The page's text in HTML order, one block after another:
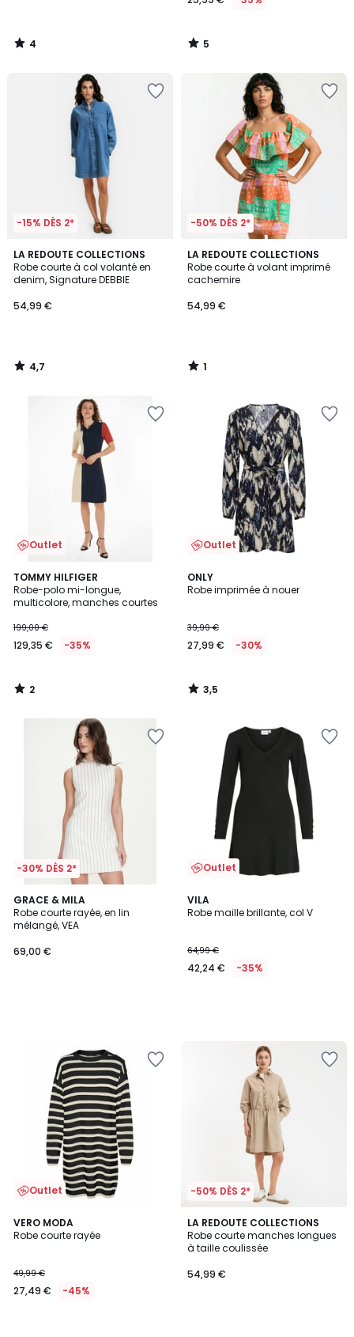
4
/
5
/
-15% DÈS 2*
LA REDOUTE COLLECTIONS
Robe courte à col volanté en
denim, Signature DEBBIE
54,99 €
4,7
/ 5
4,7
/
-50% DÈS 2*
LA REDOUTE COLLECTIONS
Robe courte à volant imprimé
cachemire
54,99 €
1
/
5
1
/
Outlet
TOMMY HILFIGER
Robe-polo mi-longue,
multicolore, manches courtes
199,00 €
129,35 € -35%
2
/
5
2
/
Outlet
ONLY
Robe imprimée à nouer
39,99 €
27,99 € -30%
3,5
/ 5
3,5
/
-30% DÈS 2*
GRACE & MILA
Robe courte rayée, en lin
mélangé, VEA
69,00 €
Outlet
VILA
Robe maille brillante, col V
64,99 €
42,24 € -35%
Outlet
VERO MODA
Robe courte rayée
49,99 €
27,49 € -45%
-50% DÈS 2*
LA REDOUTE COLLECTIONS
Robe courte manches longues
à taille coulissée
54,99 €